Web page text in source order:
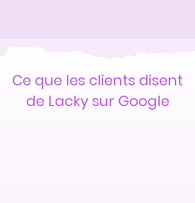
Ce que les clients disent
de Lacky sur Google